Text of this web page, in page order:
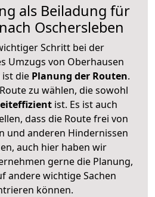
als Beiladung für
Oschersleben
Schritt bei der
Umzugs von Oberhausen
ist die Planung der Routen.
zu wählen, die sowohl
ist. Es ist auch
dass die Route frei von
und anderen Hindernissen
auch hier haben wir
gerne die Planung,
andere wichtige Sachen
können.